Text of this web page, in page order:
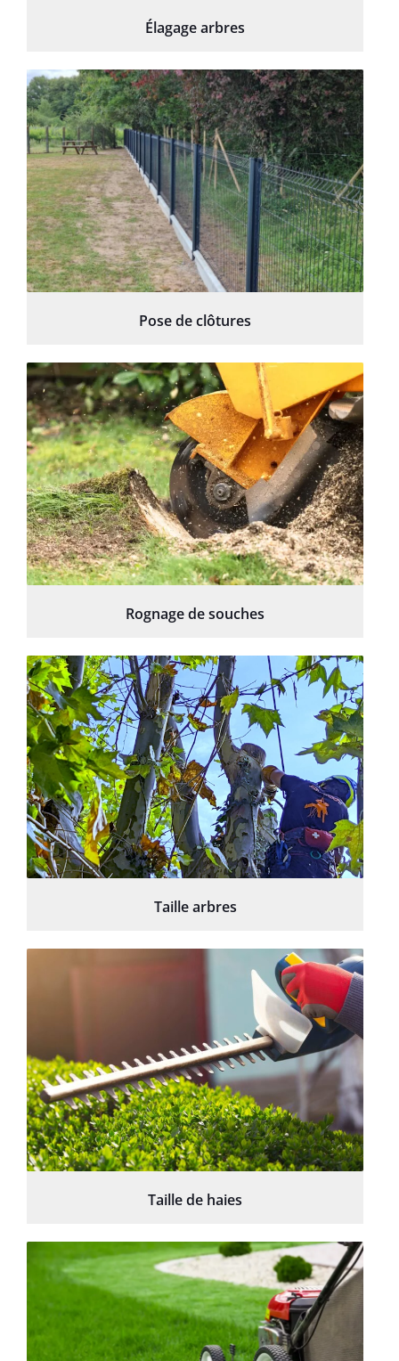
Élagage arbres
Pose de clôtures
Rognage de souches
Taille arbres
Taille de haies